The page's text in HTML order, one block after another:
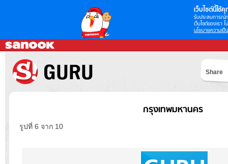
เว็บไซต์นี้ใช้คุ
รับประสบการณ์
เว็บไซต์ของเรา
นโยบายความเป็
Share
กรุงเทพมหานคร
รูปที่ 6 จาก 10